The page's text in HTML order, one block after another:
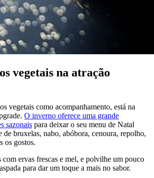
vegetais na atração
vegetais como acompanhamento, está na
O inverno oferece uma grande
sazonais para deixar o seu menu de Natal
de bruxelas, nabo, abóbora, cenoura, repolho,
os gostos.
com ervas frescas e mel, e polvilhe um pouco
para dar um toque a mais no sabor.